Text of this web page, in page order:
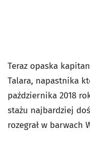
Teraz opaska
Talara, napastnika
października 2018
stażu najbardziej
rozegrał w barwach